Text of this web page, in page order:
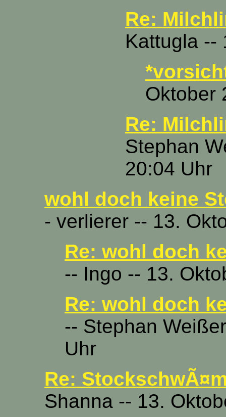
Re:
Kattugla --
Oktober
Re:
Stephan
20:04 Uhr
wohl doch keine
- verlierer -- 13.
Re: wohl doch
-- Ingo -- 13.
Re: wohl doch
-- Stephan
Uhr
Re:
Shanna -- 13.